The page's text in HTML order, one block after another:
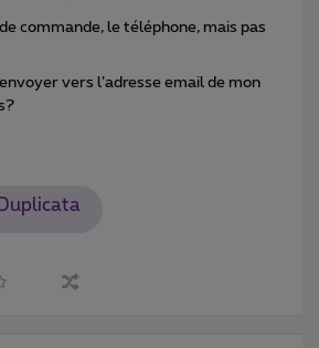
commande, le téléphone, mais pas
vers l’adresse email de mon
Duplicata